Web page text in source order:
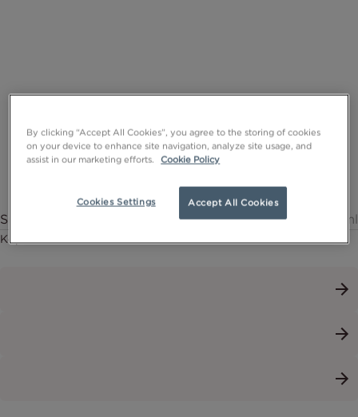
Sun Lotion SPF 50 - Sollotion med högt skydd 200ml
Köp nu
By clicking “Accept All Cookies”, you agree to the storing of cookies
on your device to enhance site navigation, analyze site usage, and
assist in our marketing efforts.
Cookie Policy
Cookies Settings Accept All Cookies